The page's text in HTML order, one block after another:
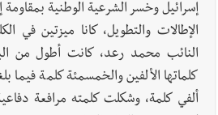
إسرائيل وخسر الشرعية الوطنية بمقاومة
الإطالات والتطويل، كانا ميزتين في
النائب محمد رعد، كانت أطول من
كلماتها الألفين والخمسمئة كلمة فيما
ألفي كلمة، وشكلت كلمته مرافعة